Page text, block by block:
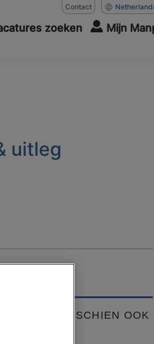
Contact
zoeken Mijn
uitleg
VIND JE MISSCHIEN OOK